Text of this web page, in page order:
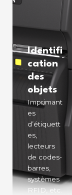
Identifi
cation
des
objets
Imprimant
es
d’étiquett
es,
lecteurs
de codes-
barres,
systèmes
RFID, etc.